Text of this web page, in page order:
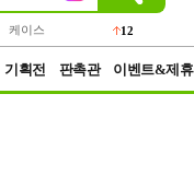
케이스
12
기획전 판촉관 이벤트&제휴